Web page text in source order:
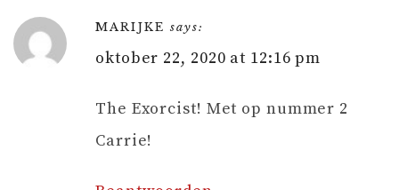
MARIJKE says:
oktober 22, 2020 at 12:16 pm
The Exorcist! Met op nummer 2
Carrie!